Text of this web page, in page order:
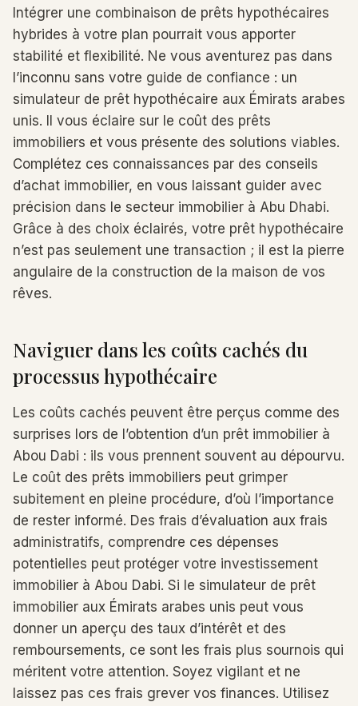
Intégrer une combinaison de prêts hypothécaires
hybrides à votre plan pourrait vous apporter
stabilité et flexibilité. Ne vous aventurez pas dans
l’inconnu sans votre guide de confiance : un
simulateur de prêt hypothécaire aux Émirats arabes
unis. Il vous éclaire sur le coût des prêts
immobiliers et vous présente des solutions viables.
Complétez ces connaissances par des conseils
d’achat immobilier, en vous laissant guider avec
précision dans le secteur immobilier à Abu Dhabi.
Grâce à des choix éclairés, votre prêt hypothécaire
n’est pas seulement une transaction ; il est la pierre
angulaire de la construction de la maison de vos
rêves.
Naviguer dans les coûts cachés du
processus hypothécaire
Les coûts cachés peuvent être perçus comme des
surprises lors de l’obtention d’un prêt immobilier à
Abou Dabi : ils vous prennent souvent au dépourvu.
Le coût des prêts immobiliers peut grimper
subitement en pleine procédure, d’où l’importance
de rester informé. Des frais d’évaluation aux frais
administratifs, comprendre ces dépenses
potentielles peut protéger votre investissement
immobilier à Abou Dabi. Si le simulateur de prêt
immobilier aux Émirats arabes unis peut vous
donner un aperçu des taux d’intérêt et des
remboursements, ce sont les frais plus sournois qui
méritent votre attention. Soyez vigilant et ne
laissez pas ces frais grever vos finances. Utilisez